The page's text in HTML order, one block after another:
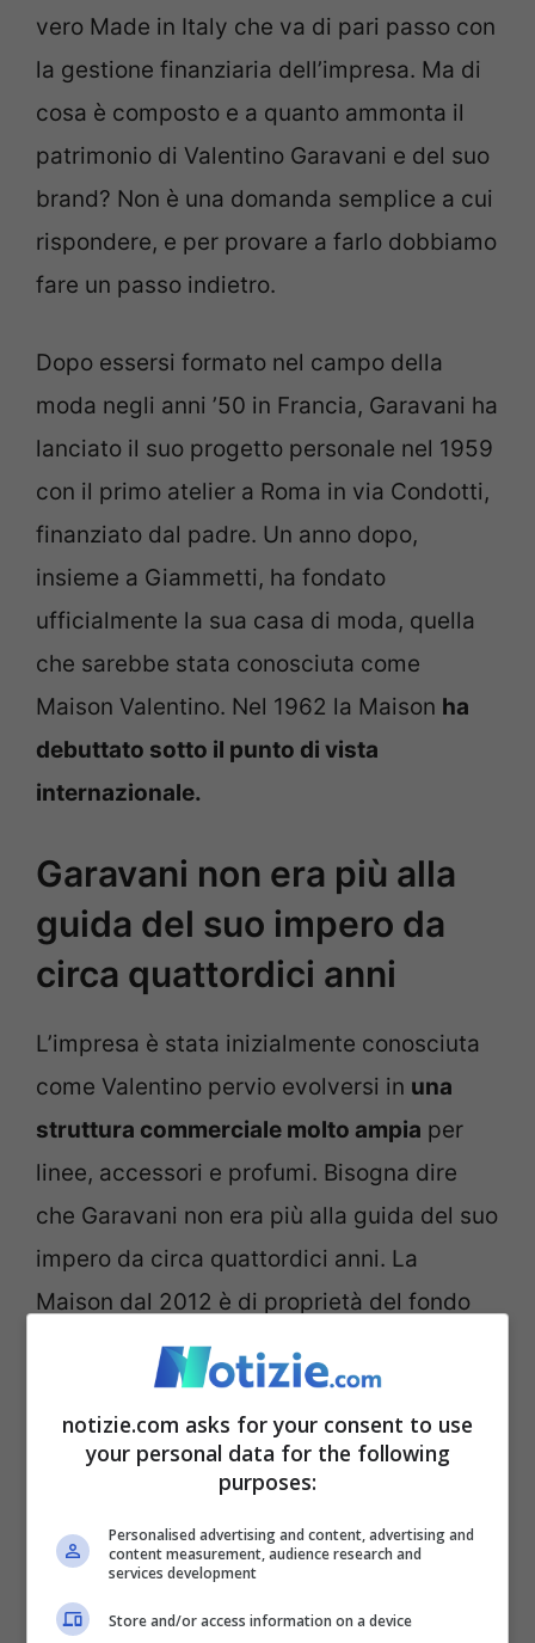
vero Made in Italy che va di pari passo con
la gestione finanziaria dell’impresa. Ma di
cosa è composto e a quanto ammonta il
patrimonio di Valentino Garavani e del suo
brand? Non è una domanda semplice a cui
rispondere, e per provare a farlo dobbiamo
fare un passo indietro.
Dopo essersi formato nel campo della
moda negli anni ’50 in Francia, Garavani ha
lanciato il suo progetto personale nel 1959
con il primo atelier a Roma in via Condotti,
finanziato dal padre. Un anno dopo,
insieme a Giammetti, ha fondato
ufficialmente la sua casa di moda, quella
che sarebbe stata conosciuta come
Maison Valentino. Nel 1962 la Maison ha
debuttato sotto il punto di vista
internazionale.
Garavani non era più alla
guida del suo impero da
circa quattordici anni
L’impresa è stata inizialmente conosciuta
come Valentino pervio evolversi in una
struttura commerciale molto ampia per
linee, accessori e profumi. Bisogna dire
che Garavani non era più alla guida del suo
impero da circa quattordici anni. La
Maison dal 2012 è di proprietà del fondo
del Qatar Mayhoola for Investments. Nel
2023 il colosso francese del lusso Kering
ha poi rilevato il 30% del capitale per 1,7
miliardi di euro, con opzione per il 100%
controllo del gruppo già nel 1998, con un
notizie.com asks for your consent to use
your personal data for the following
purposes:
Personalised advertising and content, advertising and
content measurement, audience research and
services development
Store and/or access information on a device